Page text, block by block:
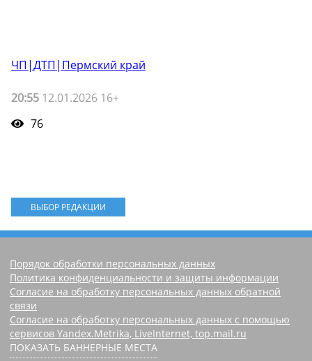
ЧП|ДТП|Пермский край
20:55 12.01.2026 16+
76
ВЫБОР РЕДАКЦИИ
Порядок обработки персональных данных
Политика конфиденциальности и защиты информации
Согласие на обработку персональных данных обратной
связи
Согласие на обработку персональных данных с помощью
сервисов Yandex.Metrika, LiveInternet, top.mail.ru
ПОКАЗАТЬ БАННЕРНЫЕ МЕСТА